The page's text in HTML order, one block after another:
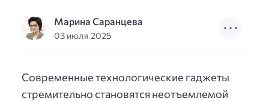
Марина Саранцева
03 июля 2025
Современные технологические гаджеты
стремительно становятся неотъемлемой